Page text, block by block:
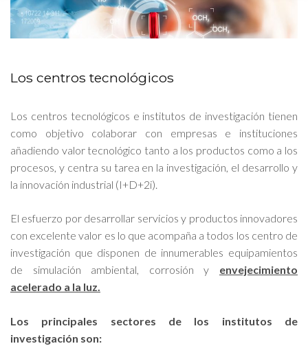
Los centros tecnológicos
Los centros tecnológicos e institutos de investigación tienen
como objetivo colaborar con empresas e instituciones
añadiendo valor tecnológico tanto a los productos como a los
procesos, y centra su tarea en la investigación, el desarrollo y
la innovación industrial (I+D+2i).
El esfuerzo por desarrollar servicios y productos innovadores
con excelente valor es lo que acompaña a todos los centro de
investigación que disponen de innumerables equipamientos
de simulación ambiental, corrosión y envejecimiento
acelerado a la luz.
Los principales sectores de los institutos de
investigación son: